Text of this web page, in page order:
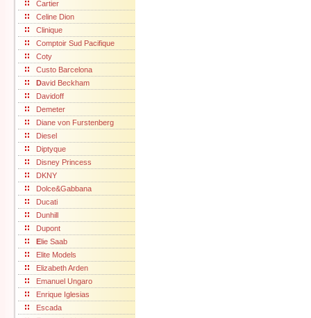
Cartier
Celine Dion
Clinique
Comptoir Sud Pacifique
Coty
Custo Barcelona
David Beckham
Davidoff
Demeter
Diane von Furstenberg
Diesel
Diptyque
Disney Princess
DKNY
Dolce&Gabbana
Ducati
Dunhill
Dupont
Elie Saab
Elite Models
Elizabeth Arden
Emanuel Ungaro
Enrique Iglesias
Escada